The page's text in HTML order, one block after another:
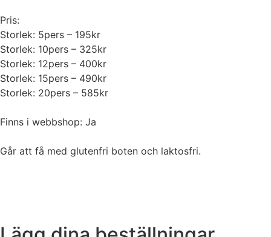
Pris:
Storlek: 5pers – 195kr
Storlek: 10pers – 325kr
Storlek: 12pers – 400kr
Storlek: 15pers – 490kr
Storlek: 20pers – 585kr
Finns i webbshop: Ja
Går att få med glutenfri boten och laktosfri.